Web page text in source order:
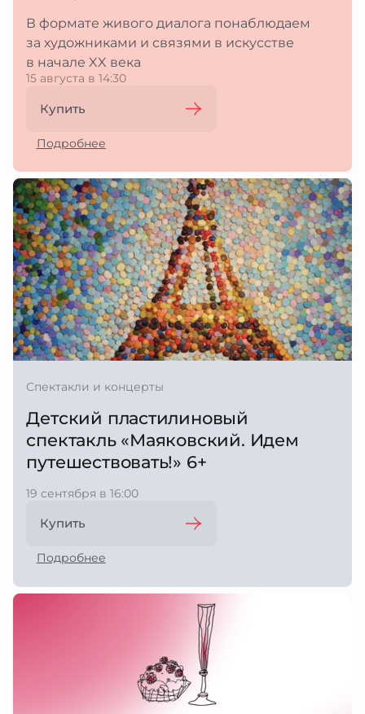
В формате живого диалога понаблюдаем
за художниками и связями в искусстве
в начале XX века
15 августа в 14:30
Купить
Подробнее
Спектакли и концерты
Детский пластилиновый
спектакль «Маяковский. Идем
путешествовать!» 6+
19 сентября в 16:00
Купить
Подробнее